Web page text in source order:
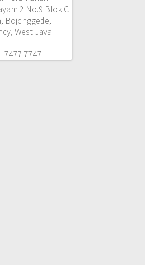
2 No.9 Blok C
Bojonggede,
West Java
7477 7747